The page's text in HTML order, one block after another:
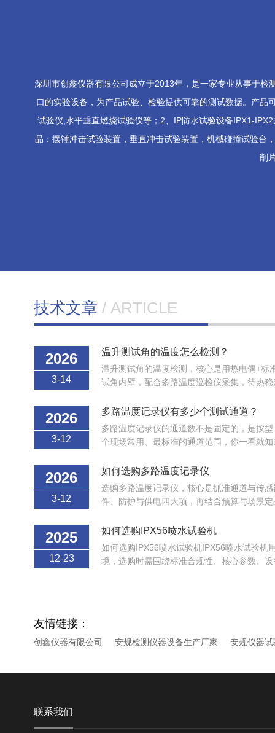
深圳市创鑫仪器有限公司成立于2013年，是一家专业从事于
口的实验设备，为产品试验、检验提供可靠的测试数据。产
试验仪,水平垂直燃烧试验仪等；2、IP防水试验设备IPX1-
品：摆锤冲击试验装置，垂直冲击试验装置，机械碰撞试验台
削
技术文章 / ARTICLE
2026
3-14
温升测试角的温度怎么检测？
温升测试角的温度检测，核心是用热电偶+标
试角内壁，配合多路温度巡检仪采集，待热
2026
3-12
多路温度记录仪有多少个测试通道？
多路温度记录仪的通道数不是固定的，是按
个现场常用、最标准的通道范围，你一看就
2026
3-12
如何选购多路温度记录仪
选购多路温度记录仪，核心是抓准通道与传
件、防护与供电四大项，再结合预算与场景
2025
12-23
如何选购IPX56喷水试验机
如何选购IPX56喷水试验机IPX56喷水试验机
境，选购时需围绕标准合规性、核心参数、
友情链接：
创鑫仪器有限公司 安规检测仪器设备生产厂家 安规仪器
联系我们